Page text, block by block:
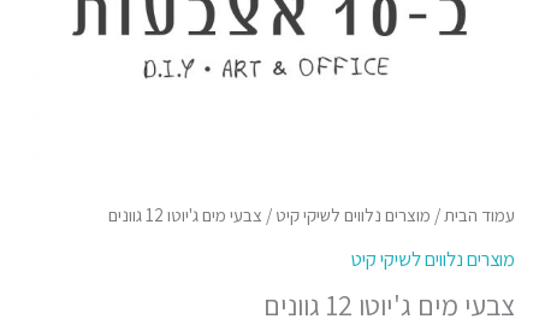
עמוד הבית/ מוצרים נלווים לשיקי קיט / צבעי מים ג'יוטו 12 גוונים
מוצרים נלווים לשיקי קיט
צבעי מים ג'יוטו 12 גוונים